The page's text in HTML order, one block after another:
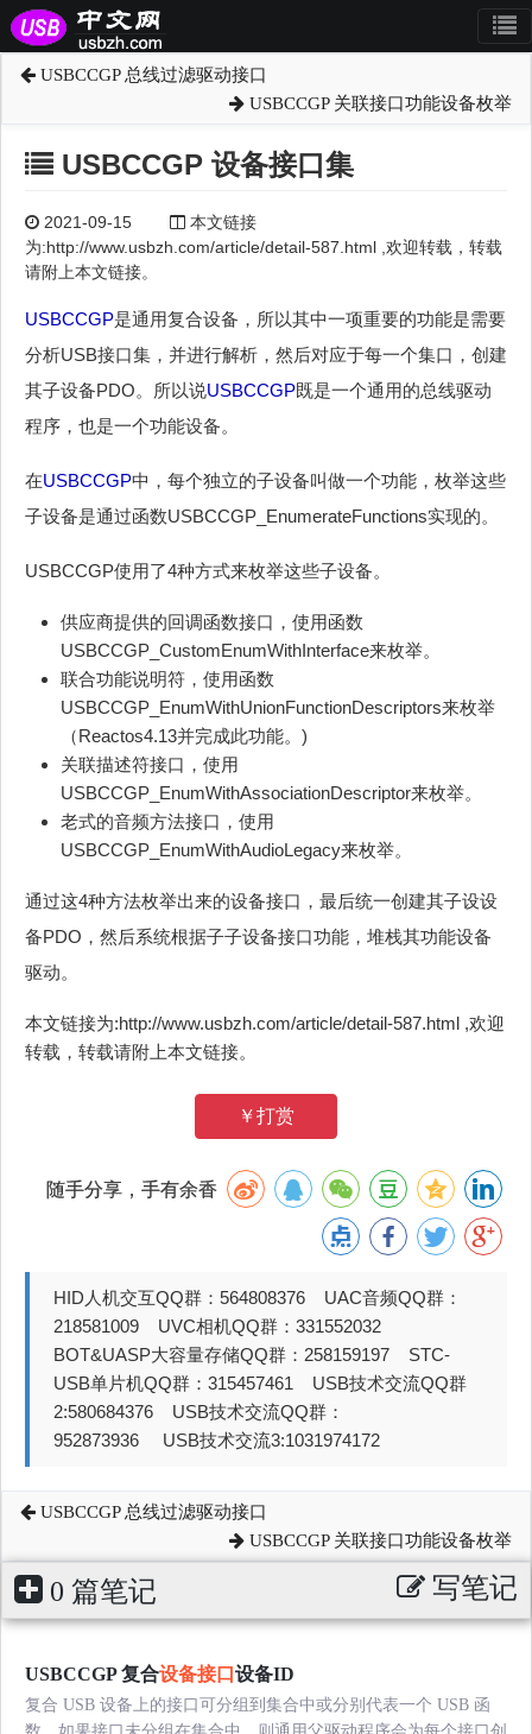
USBCCGP 总线过滤驱动接口
USBCCGP 关联接口功能设备枚举
USBCCGP 设备接口集
2021-09-15
本文链接
为:http://www.usbzh.com/article/detail-587.html ,欢迎转载，转载
请附上本文链接。
USBCCGP是通用复合设备，所以其中一项重要的功能是需要
分析USB接口集，并进行解析，然后对应于每一个集口，创建
其子设备PDO。所以说USBCCGP既是一个通用的总线驱动
程序，也是一个功能设备。
在USBCCGP中，每个独立的子设备叫做一个功能，枚举这些
子设备是通过函数USBCCGP_EnumerateFunctions实现的。
USBCCGP使用了4种方式来枚举这些子设备。
供应商提供的回调函数接口，使用函数
USBCCGP_CustomEnumWithInterface来枚举。
联合功能说明符，使用函数
USBCCGP_EnumWithUnionFunctionDescriptors来枚举
（Reactos4.13并完成此功能。)
关联描述符接口，使用
USBCCGP_EnumWithAssociationDescriptor来枚举。
老式的音频方法接口，使用
USBCCGP_EnumWithAudioLegacy来枚举。
通过这4种方法枚举出来的设备接口，最后统一创建其子设设
备PDO，然后系统根据子子设备接口功能，堆栈其功能设备
驱动。
本文链接为:http://www.usbzh.com/article/detail-587.html ,欢迎
转载，转载请附上本文链接。
￥打赏
随手分享，手有余香
HID人机交互QQ群：564808376 UAC音频QQ群：
218581009 UVC相机QQ群：331552032
BOT&UASP大容量存储QQ群：258159197 STC-
USB单片机QQ群：315457461 USB技术交流QQ群
2:580684376 USB技术交流QQ群：
952873936 USB技术交流3:1031974172
USBCCGP 总线过滤驱动接口
USBCCGP 关联接口功能设备枚举
0 篇笔记 写笔记
USBCCGP 复合设备接口 设备ID
复合 USB 设备上的接口可分组到集合中或分别代表一个 USB 函